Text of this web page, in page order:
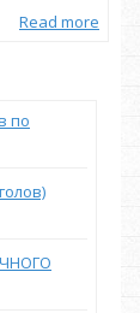
Read more
по